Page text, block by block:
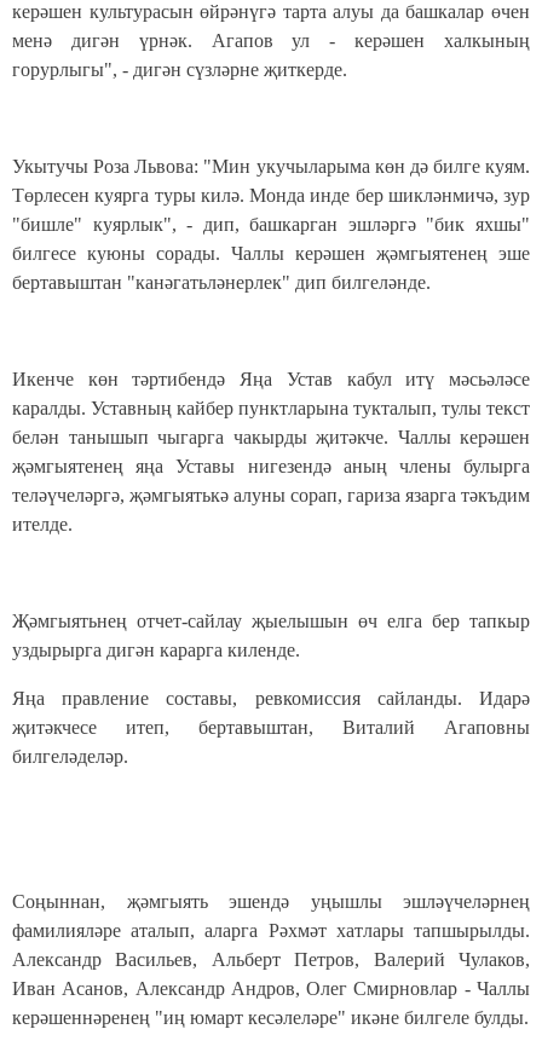
керәшен культурасын өйрәнүгә тарта алуы да башкалар өчен
менә дигән үрнәк. Агапов ул - керәшен халкының
горурлыгы", - дигән сүзләрне җиткерде.
Укытучы Роза Львова: "Мин укучыларыма көн дә билге куям.
Төрлесен куярга туры килә. Монда инде бер шикләнмичә, зур
"бишле" куярлык", - дип, башкарган эшләргә "бик яхшы"
билгесе куюны сорады. Чаллы керәшен җәмгыятенең эше
бертавыштан "канәгатьләнерлек" дип билгеләнде.
Икенче көн тәртибендә Яңа Устав кабул итү мәсьәләсе
каралды. Уставның кайбер пунктларына тукталып, тулы текст
белән танышып чыгарга чакырды җитәкче. Чаллы керәшен
җәмгыятенең яңа Уставы нигезендә аның члены булырга
теләүчеләргә, җәмгыятькә алуны сорап, гариза язарга тәкъдим
ителде.
Җәмгыятьнең отчет-сайлау җыелышын өч елга бер тапкыр
уздырырга дигән карарга киленде.
Яңа правление составы, ревкомиссия сайланды. Идарә
җитәкчесе итеп, бертавыштан, Виталий Агаповны
билгеләделәр.
Соңыннан, җәмгыять эшендә уңышлы эшләүчеләрнең
фамилияләре аталып, аларга Рәхмәт хатлары тапшырылды.
Александр Васильев, Альберт Петров, Валерий Чулаков,
Иван Асанов, Александр Андров, Олег Смирновлар - Чаллы
керәшеннәренең "иң юмарт кесәлеләре" икәне билгеле булды.